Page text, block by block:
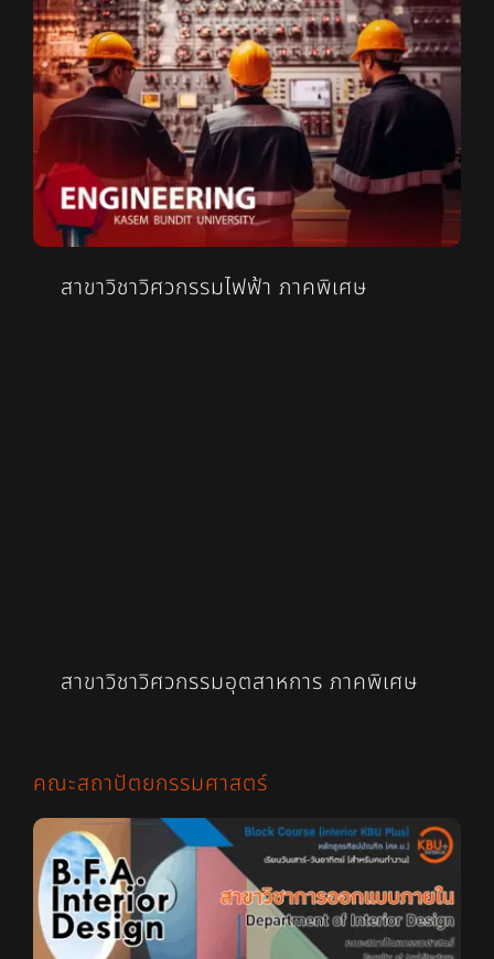
สาขาวิชาวิศวกรรมไฟฟ้า ภาคพิเศษ
สาขาวิชาวิศวกรรมอุตสาหการ ภาคพิเศษ
คณะสถาปัตยกรรมศาสตร์